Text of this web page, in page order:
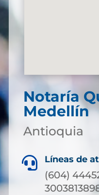
Notaría
Medellín
Antioquia
 Líneas de
(604)